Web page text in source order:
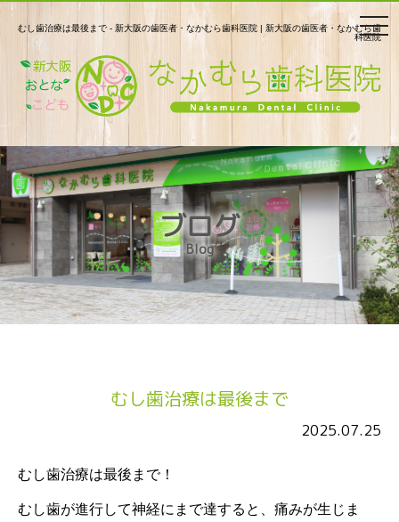
むし歯治療は最後まで - 新大阪の歯医者・なかむら歯科医院 | 新大阪の歯医者・なかむら歯
科医院
ブログ
Blog
むし歯治療は最後まで
2025.07.25
むし歯治療は最後まで！
むし歯が進行して神経にまで達すると、痛みが生じま